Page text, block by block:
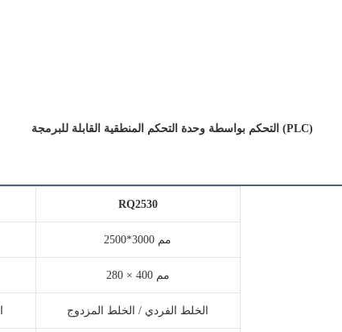
التحكم بواسطة وحدة التحكم المنطقية القابلة للبرمجة (PLC)
RQ2530
2500*3000 مم
280 × 400 مم
الخلط الفردي / الخلط المزدوج